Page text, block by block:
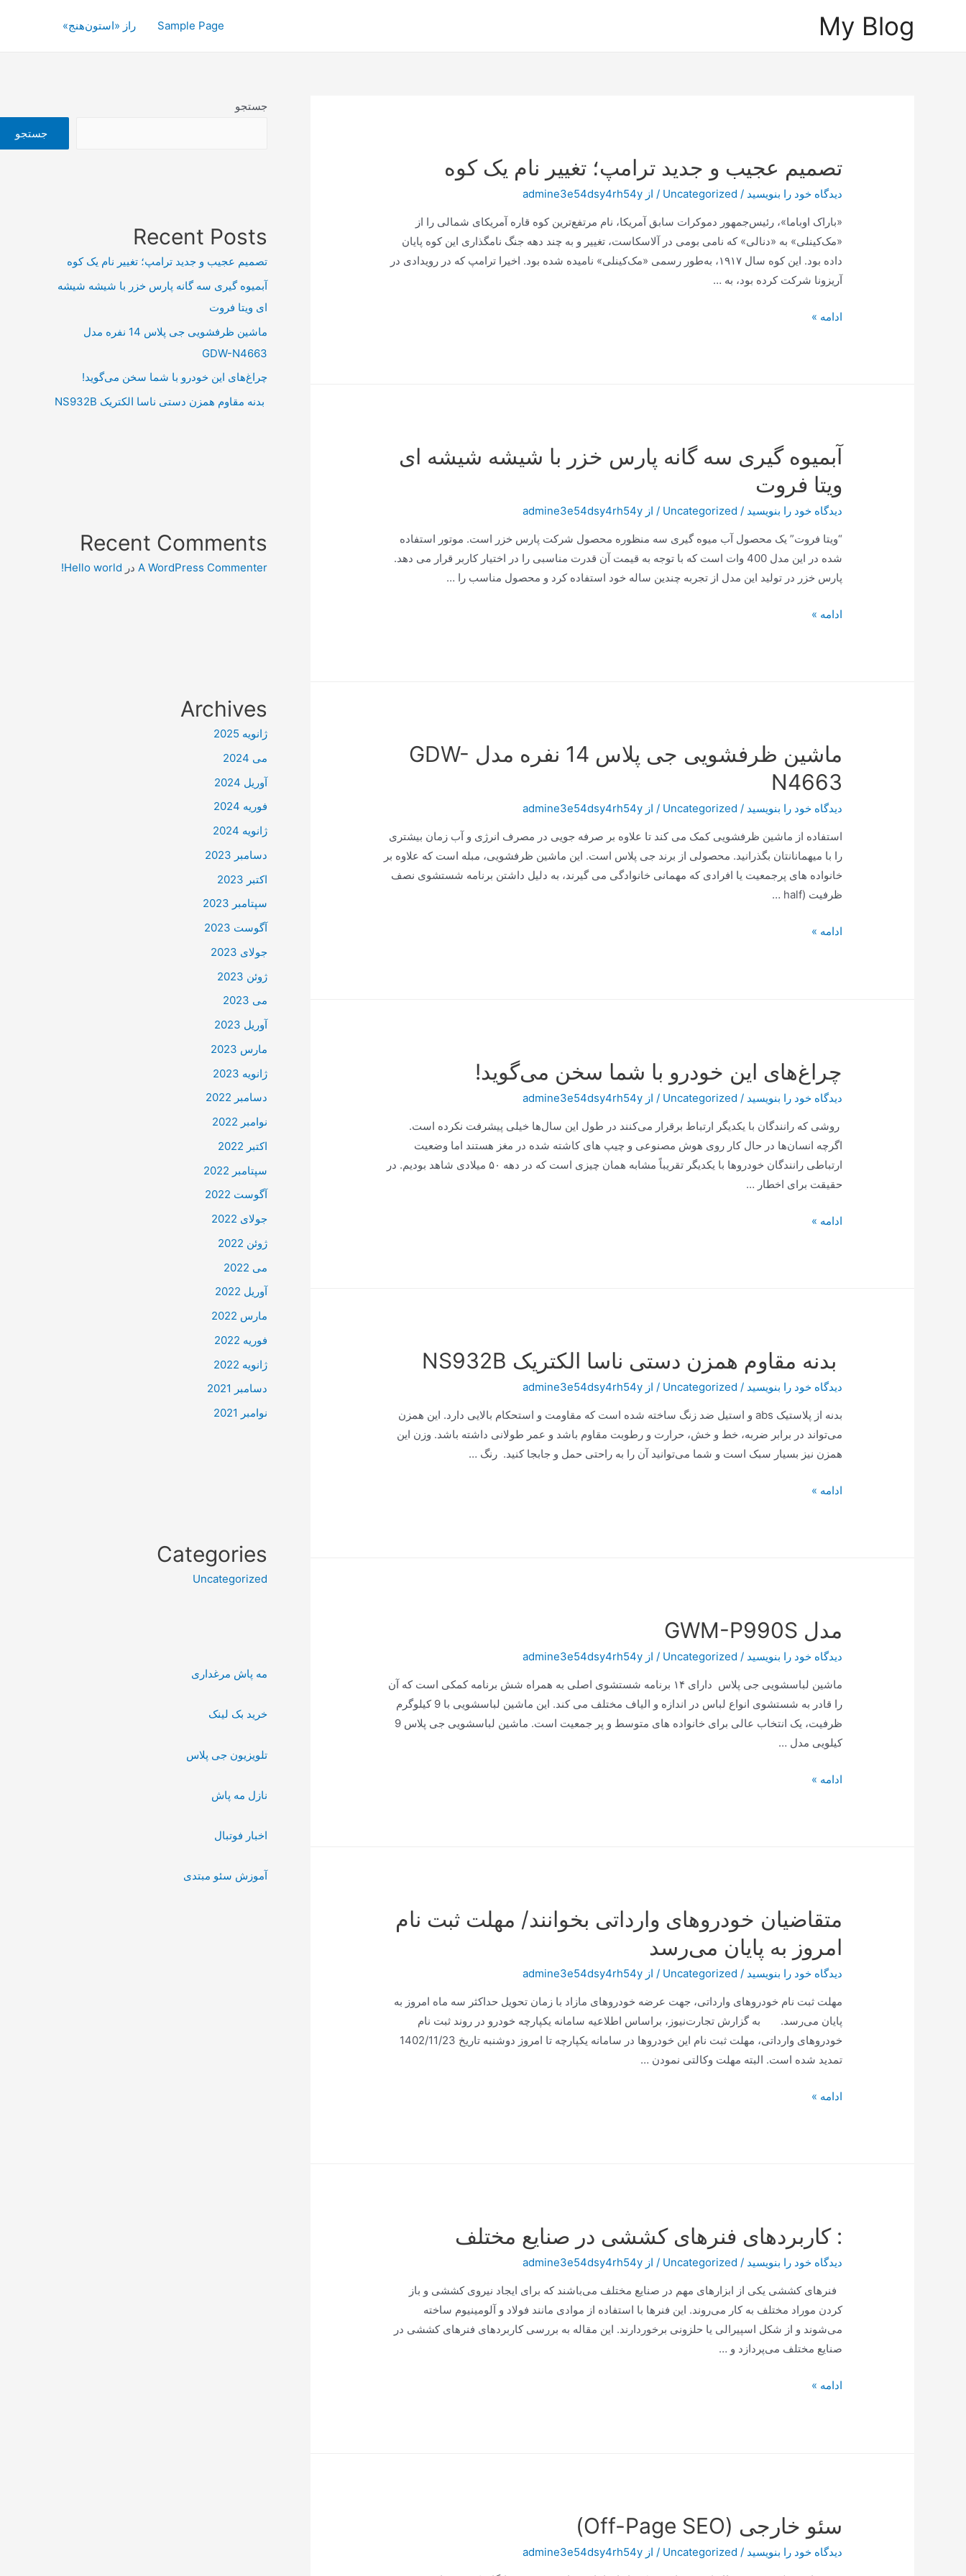
My Blog
Sample Page راز «استون‌هنج»
تصمیم عجیب و جدید ترامپ؛ تغییر نام یک کوه
دیدگاه‌ خود را بنویسید /
Uncategorized / از admine3e54dsy4rh54y
«باراک اوباما»، رئیس‌جمهور دموکرات سابق آمریکا، نام مرتفع‌ترین کوه قاره آمریکای شمالی را از
«مک‌کینلی» به «دنالی» که نامی بومی در آلاسکاست، تغییر و به چند دهه جنگ نامگذاری این کوه پایان
داده بود. این کوه سال ۱۹۱۷، به‌طور رسمی «مک‌کینلی» نامیده شده بود. اخیرا ترامپ که در رویدادی در
آریزونا شرکت کرده بود، به …
تصمیم
یک
کوه
ادامه »
آبمیوه گیری سه گانه پارس خزر با شیشه شیشه ای
ویتا فروت
دیدگاه‌ خود را بنویسید /
Uncategorized / از admine3e54dsy4rh54y
“ویتا فروت” یک محصول آب میوه گیری سه منظوره محصول شرکت پارس خزر است. موتور استفاده
شده در این مدل 400 وات است که با توجه به قیمت آن قدرت مناسبی را در اختیار کاربر قرار می دهد.
پارس خزر در تولید این مدل از تجربه چندین ساله خود استفاده کرد و محصول مناسب را …
آبمیوه
شیشه
ای
ویتا
ادامه »
ماشین ظرفشویی جی پلاس 14 نفره مدل GDW-
N4663
دیدگاه‌ خود را بنویسید /
Uncategorized / از admine3e54dsy4rh54y
استفاده از ماشین ظرفشویی کمک می کند تا علاوه بر صرفه جویی در مصرف انرژی و آب زمان بیشتری
را با میهمانانتان بگذرانید. محصولی از برند جی پلاس است. این ماشین ظرفشویی، مبله است که علاوه بر
خانواده‌ های پرجمعیت یا افرادی که مهمانی خانوادگی می‌ گیرند، به دلیل داشتن برنامه شستشوی نصف
ظرفیت (half …
ماشین
GDW-
N4663
ادامه »
چراغ‌های این خودرو با شما سخن می‌گوید!
دیدگاه‌ خود را بنویسید /
Uncategorized / از admine3e54dsy4rh54y
روشی که رانندگان با یکدیگر ارتباط برقرار می‌کنند در طول این سال‌ها خیلی پیشرفت نکرده است.
اگرچه انسان‌ها در حال کار روی هوش مصنوعی و چیپ های کاشته شده در مغز هستند اما وضعیت
ارتباطی رانندگان خودروها با یکدیگر تقریباً مشابه همان چیزی است که در دهه ۵۰ میلادی شاهد بودیم. در
حقیقت برای اخطار …
چراغ‌های
ادامه »
بدنه مقاوم همزن دستی ناسا الکتریک NS932B
دیدگاه‌ خود را بنویسید /
Uncategorized / از admine3e54dsy4rh54y
بدنه از پلاستیک abs و استیل ضد زنگ ساخته شده است که مقاومت و استحکام بالایی دارد. این همزن
می‌تواند در برابر ضربه، خط و خش، حرارت و رطوبت مقاوم باشد و عمر طولانی داشته باشد. وزن این
همزن نیز بسیار سبک است و شما می‌توانید آن را به راحتی حمل و جابجا کنید. رنگ …
بدنه
ادامه »
مدل GWM-P990S
دیدگاه‌ خود را بنویسید /
Uncategorized / از admine3e54dsy4rh54y
ماشین لباسشویی جی پلاس دارای ۱۴ برنامه شستشوی اصلی به همراه شش برنامه کمکی است که آن
را قادر به شستشوی انواع لباس در اندازه و الیاف مختلف می کند. این ماشین لباسشویی با 9 کیلوگرم
ظرفیت، یک انتخاب عالی برای خانواده های متوسط و پر جمعیت است. ماشین لباسشویی جی پلاس 9
کیلویی مدل …
مدل
ادامه »
متقاضیان خودروهای وارداتی بخوانند/ مهلت ثبت نام
امروز به پایان می‌رسد
دیدگاه‌ خود را بنویسید /
Uncategorized / از admine3e54dsy4rh54y
مهلت ثبت نام خودروهای وارداتی، جهت عرضه خودروهای مازاد با زمان تحویل حداکثر سه ماه امروز به
پایان می‌رسد. به گزارش تجارت‌نیوز، براساس اطلاعیه سامانه یکپارچه خودرو در روند ثبت نام
خودروهای وارداتی، مهلت ثبت نام این خودروها در سامانه یکپارچه تا امروز دوشنبه تاریخ 1402/11/23
تمدید شده است. البته مهلت وکالتی نمودن …
متقاضیان
امروز
پایان
می‌رسد
ادامه »
: کاربردهای فنرهای کششی در صنایع مختلف
دیدگاه‌ خود را بنویسید /
Uncategorized / از admine3e54dsy4rh54y
فنرهای کششی یکی از ابزارهای مهم در صنایع مختلف می‌باشند که برای ایجاد نیروی کششی و باز
کردن موراد مختلف به کار می‌روند. این فنرها با استفاده از موادی مانند فولاد و آلومینیوم ساخته
می‌شوند و از شکل اسپیرالی یا حلزونی برخوردارند. این مقاله به بررسی کاربردهای فنرهای کششی در
صنایع مختلف می‌پردازد و …
:ادامه »
سئو خارجی (Off-Page SEO)
دیدگاه‌ خود را بنویسید /
Uncategorized / از admine3e54dsy4rh54y
جستجو
جستجو
Recent Posts
تصمیم عجیب و جدید ترامپ؛ تغییر نام یک کوه
آبمیوه گیری سه گانه پارس خزر با شیشه شیشه
ای ویتا فروت
ماشین ظرفشویی جی پلاس 14 نفره مدل
GDW-N4663
چراغ‌های این خودرو با شما سخن می‌گوید!
بدنه مقاوم همزن دستی ناسا الکتریک NS932B
Recent Comments
A WordPress Commenter در Hello world!
Archives
ژانویه 2025
می 2024
آوریل 2024
فوریه 2024
ژانویه 2024
دسامبر 2023
اکتبر 2023
سپتامبر 2023
آگوست 2023
جولای 2023
ژوئن 2023
می 2023
آوریل 2023
مارس 2023
ژانویه 2023
دسامبر 2022
نوامبر 2022
اکتبر 2022
سپتامبر 2022
آگوست 2022
جولای 2022
ژوئن 2022
می 2022
آوریل 2022
مارس 2022
فوریه 2022
ژانویه 2022
دسامبر 2021
نوامبر 2021
Categories
Uncategorized
مه پاش مرغداری
خرید بک لینک
تلویزیون جی پلاس
نازل مه پاش
اخبار فوتبال
آموزش سئو مبتدی